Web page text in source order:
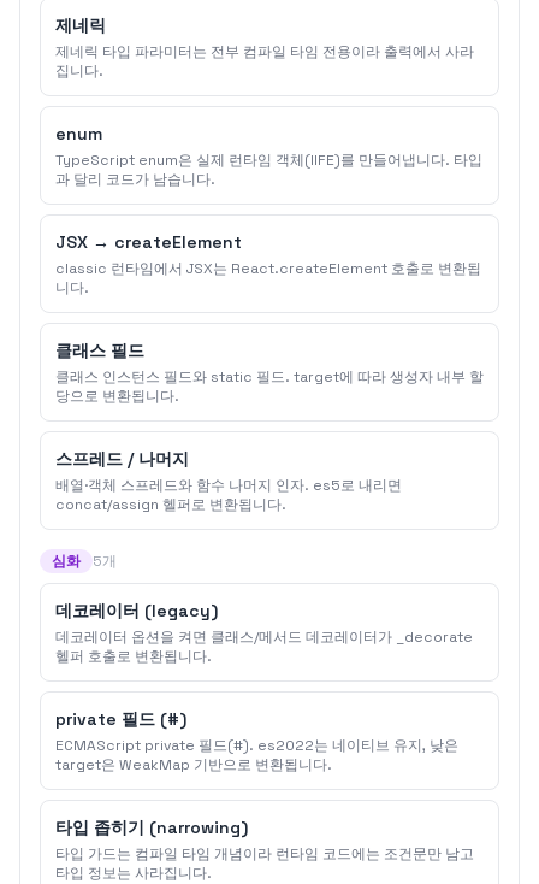
제네릭
제네릭 타입 파라미터는 전부 컴파일 타임 전용이라 출력에서 사라
집니다.
enum
TypeScript enum은 실제 런타임 객체(IIFE)를 만들어냅니다. 타입
과 달리 코드가 남습니다.
JSX → createElement
classic 런타임에서 JSX는 React.createElement 호출로 변환됩
니다.
클래스 필드
클래스 인스턴스 필드와 static 필드. target에 따라 생성자 내부 할
당으로 변환됩니다.
스프레드 / 나머지
배열·객체 스프레드와 함수 나머지 인자. es5로 내리면
concat/assign 헬퍼로 변환됩니다.
심화 5개
데코레이터 (legacy)
데코레이터 옵션을 켜면 클래스/메서드 데코레이터가 _decorate
헬퍼 호출로 변환됩니다.
private 필드 (#)
ECMAScript private 필드(#). es2022는 네이티브 유지, 낮은
target은 WeakMap 기반으로 변환됩니다.
타입 좁히기 (narrowing)
타입 가드는 컴파일 타임 개념이라 런타임 코드에는 조건문만 남고
타입 정보는 사라집니다.